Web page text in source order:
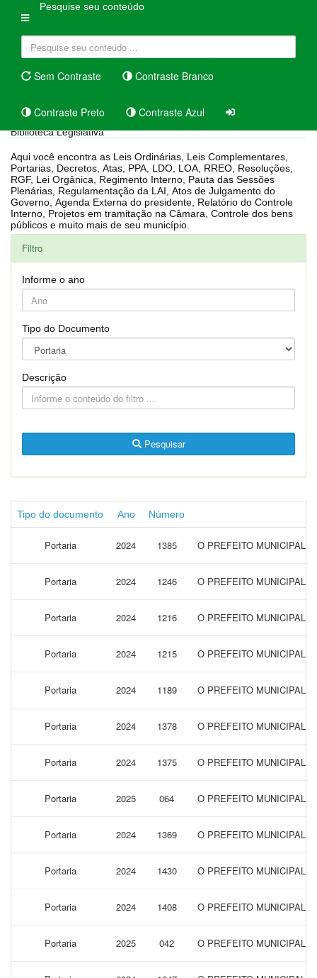
Pesquise seu conteúdo
Sem Contraste Contraste Branco
Contraste Preto Contraste Azul
Biblioteca Legislativa
Aqui você encontra as Leis Ordinárias, Leis Complementares,
Portarias, Decretos, Atas, PPA, LDO, LOA, RREO, Resoluções,
RGF, Lei Orgânica, Regimento Interno, Pauta das Sessões
Plenárias, Regulamentação da LAI, Atos de Julgamento do
Governo, Agenda Externa do presidente, Relatório do Controle
Interno, Projetos em tramitação na Câmara, Controle dos bens
públicos e muito mais de seu município.
Filtro
Informe o ano
Tipo do Documento
Descrição
Pesquisar
Tipo do documento Ano Número
Portaria 2024 1385 O PREFEITO MUNICIPAL
Portaria 2024 1246 O PREFEITO MUNICIPAL
Portaria 2024 1216 O PREFEITO MUNICIPAL
Portaria 2024 1215 O PREFEITO MUNICIPAL
Portaria 2024 1189 O PREFEITO MUNICIPAL
Portaria 2024 1378 O PREFEITO MUNICIPAL
Portaria 2024 1375 O PREFEITO MUNICIPAL
Portaria 2025 064 O PREFEITO MUNICIPAL
Portaria 2024 1369 O PREFEITO MUNICIPAL
Portaria 2024 1430 O PREFEITO MUNICIPAL
Portaria 2024 1408 O PREFEITO MUNICIPAL
Portaria 2025 042 O PREFEITO MUNICIPAL